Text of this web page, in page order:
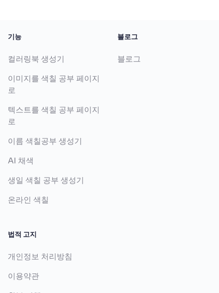
커를 붙입니다. 쉽고 재미있게 자기 발전을 도울 수 있
습니다.
성인은 감사합니다 색칠공부 페이지를 퍼즐 조각으로
본 퍼즐 맞추기부터 맞춘 그림으로 이야기를 만드는
창의 게임으로 발전 가능합니다.
연 대회를 열어 누가 가장 독창적이고 아름답게 색칠
했는지 서로 시상하는 이벤트를 즐길 수 있습니다. 다
니다.
청소년과 성인은 감사합니다 색칠공부를 주제로 한
니다. 예를 들어 색깔 강제 선택, 제한 시간 내 칠하기
등으로 난이도와 재미를 조절합니다.
기능
컬러링북 생성기
이미지를 색칠 공부 페이지
로
텍스트를 색칠 공부 페이지
로
이름 색칠공부 생성기
AI 채색
생일 색칠 공부 생성기
온라인 색칠
블로그
블로그
법적 고지
개인정보 처리방침
이용약관